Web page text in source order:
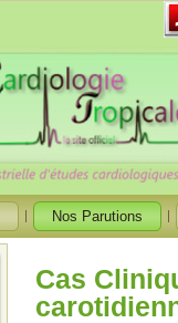
Nos Parutions
Cas